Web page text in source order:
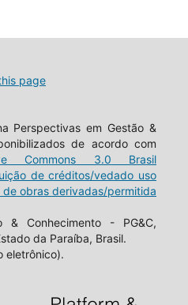
Perspectivas em Gestão &
de acordo com
Commons 3.0 Brasil
de créditos/vedado uso
obras derivadas/permitida
& Conhecimento - PG&C,
da Paraíba, Brasil.
eletrônico).